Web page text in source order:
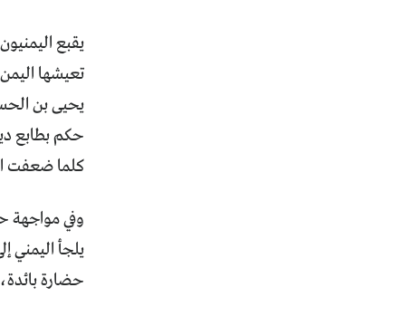
يقبع
تعيشها
يحيى بن
حكم بطابع
كلما ضعفت
وفي مواجهة
يلجأ اليمني
حضارة